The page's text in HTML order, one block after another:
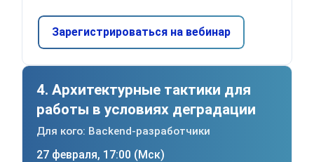
Зарегистрироваться на вебинар
4. Архитектурные тактики для
работы в условиях деградации
Для кого: Backend-разработчики
27 февраля, 17:00 (Мск)